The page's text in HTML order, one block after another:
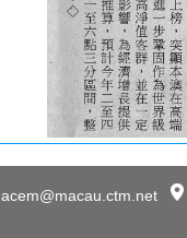
acem@macau.ctm.net